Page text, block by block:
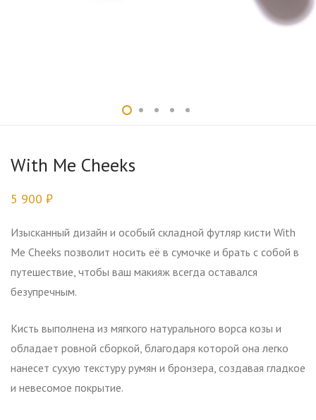
With Me Cheeks
5 900 ₽
Изысканный дизайн и особый складной футляр кисти With
Me Cheeks позволит носить её в сумочке и брать с собой в
путешествие, чтобы ваш макияж всегда оставался
безупречным.
Кисть выполнена из мягкого натурального ворса козы и
обладает ровной сборкой, благодаря которой она легко
нанесет сухую текстуру румян и бронзера, создавая гладкое
и невесомое покрытие.